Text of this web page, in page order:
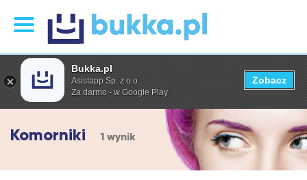
Komorniki 1 wynik
Bukka.pl
Asistapp Sp. z o.o.
Za darmo - w Google Play
Zobacz